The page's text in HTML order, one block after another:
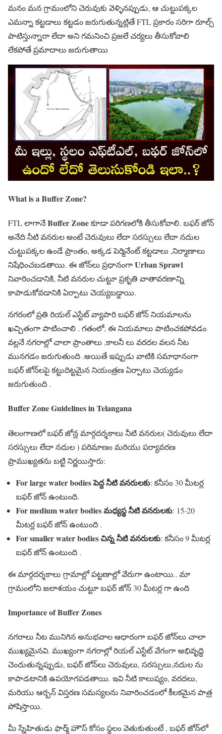
మనం మన గ్రామంలోని చెరువుకు వెళ్ళినప్పుడు, ఆ చుట్టుపక్కల
ఎమన్నా కట్టడాలు కట్టడం జరుగుతున్నట్లితే FTL ప్రకారం సరిగా రూల్స్
పాటిస్తున్నారా లేదా అని గమనించి ప్రజలే చర్యలు తీసుకోవాలి
లేకపోతే ప్రమాదాలు జరుగుతాయి
What is a Buffer Zone?
FTL లాగానేBuffer Zoneకూడా పరిగణలోకి తీసుకోవాలి. బఫర్ జోన్
అనేది నీటి వనరుల అంటే చెరువులు లేదా సరస్సులు లేదా నదుల
చుట్టుపక్కల ఉండే ప్రాంతం, అక్కడ పెర్మినేంట్ కట్టడాలు ,నిర్మాణాలు
నిషేధించబడతాయి. ఈ జోన్‌లు ప్రధానంగాUrban Sprawl
నివారించడానికి, నీటి వనరుల చుట్టూ ప్రకృతి వాతావరణాన్ని
కాపాడుకోవడానికి ఏర్పాటు చెయ్యబడ్డాయి.
నగరంలో ప్రతి రియల్ ఎస్టేట్ వ్యాపారి బఫర్ జోన్ నియమాలను
ఖచ్చితంగా పాటించాలి . గతంలో, ఈ నియమాలు పాటించకపోవడం
వల్లనే నగరాల్లో చాలా ప్రాంతాలు ,కాలనీ లు వరదల వలన నీట
మునగడం జరుగుతుంది .అయితే ఇప్పుడు వాటికి సమాధానంగా
బఫర్ జోన్‌లపై కట్టుదిట్టమైన నియంత్రణ ఏర్పాటు చెయ్యడం
జరుగుతుంది .
Buffer Zone Guidelines in Telangana
తెలంగాణలో బఫర్ జోన్ల మార్గదర్శకాలు నీటి వనరుల( చెరువులు లేదా
సరస్సులు లేదా నదుల ) పరిమాణం మరియు పర్యావరణ
ప్రాముఖ్యతను బట్టి నిర్ణయిస్తారు:
For large water bodies పెద్ద నీటి వనరులకు: కనీసం 30 మీటర్ల
బఫర్ జోన్ ఉంటుంది.
For medium water bodies మధ్యస్థ నీటి వనరులకు: 15-20
మీటర్ల బఫర్ జోన్ ఉంటుంది .
For smaller water bodies చిన్న నీటి వనరులకు: కనీసం 9 మీటర్ల
బఫర్ జోన్ ఉంటుంది .
ఈ మార్గదర్శకాలు గ్రామాల్లో పట్టణాల్లో వేరుగా ఉంటాయి.. మా
గ్రామంలోని జలాశయం చుట్టూ బఫర్ జోన్ 30 మీటర్ల గా ఉంది
Importance of Buffer Zones
నగరాలు నీట మునిగిన అనుభవాల ఆధారంగా బఫర్ జోన్‌లు చాలా
ముఖ్యమైనవి. ముఖ్యంగా నగరాల్లో రియల్ ఎస్టేట్ వేగంగా అభివృద్ధి
చెందుతున్నప్పుడు, బఫర్ జోన్‌లు చెరువులు, సరస్సులు,నదుల ను
కాపాడటానికి ఉపయోగపడతాయి. ఇవి నీటి కాలుష్యం, వరదలు,
మరియు ఆర్బన్ విస్తరణ సమస్యలను నివారించడంలో కీలకమైన పాత్ర
పోషిస్తాయి.
మీ స్నేహితుడు ఫార్మ్ హౌస్ కోసం స్థలం వెతుకుతుంటే , బఫర్ జోన్‌లో